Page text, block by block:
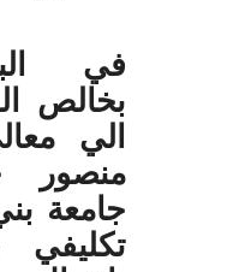
في
بخالص
الي
جامعة
تكليفي